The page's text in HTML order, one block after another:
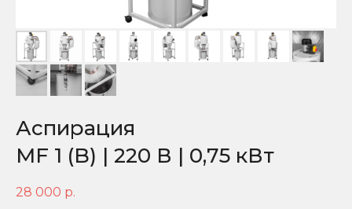
Аспирация
MF 1 (B) | 220 В | 0,75 кВт
28 000 р.